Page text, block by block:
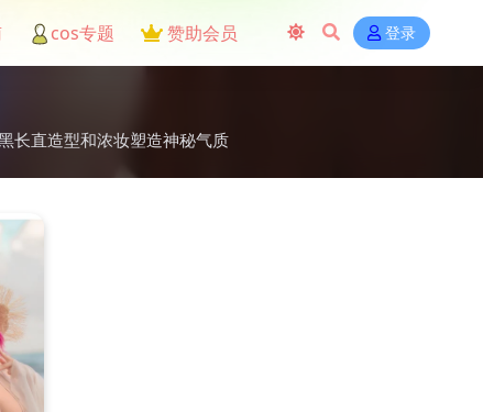
cos专题 赞助会员 登录
长直造型和浓妆塑造神秘气质